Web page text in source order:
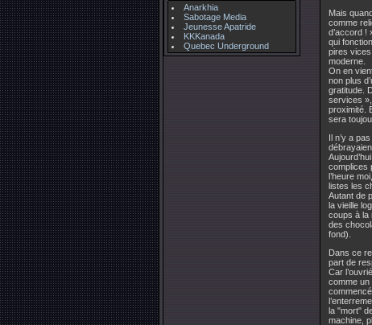
Anarkhia
Sabotage Media
Jeunesse Apatride
KKKanada
Quebec Underground
Mais
comme
d’accord !
qui
pires
moderne.
On en
non plus
gratitude.
services
proximité.
sera
Il n’y a
complices
l’heure
listes les
Autant de
la vieille
coups à la
des
fond).
Dans ce
part de
Car
comme un
la "mort"
machine,